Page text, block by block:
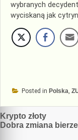
wybranych
wyciskaną jak
Posted in Polska,
Nawigacja
wpisu
Krypto złoty
Dobra zmiana